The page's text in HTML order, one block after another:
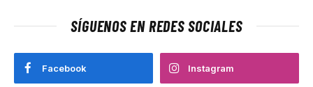
SÍGUENOS EN REDES SOCIALES
Facebook Instagram